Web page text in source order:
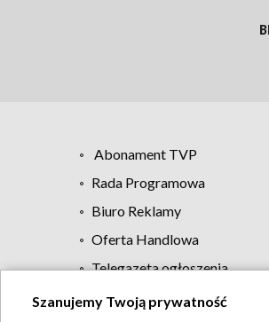
Abonament TVP
Rada Programowa
Biuro Reklamy
Oferta Handlowa
Telegazeta ogłoszenia
Szanujemy Twoją prywatność